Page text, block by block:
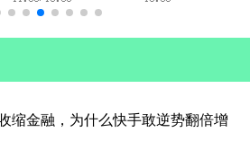
缩金融，为什么快手敢逆势翻倍增